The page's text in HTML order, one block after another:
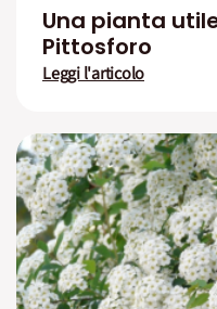
Una pianta
Pittosforo
Leggi l'articolo